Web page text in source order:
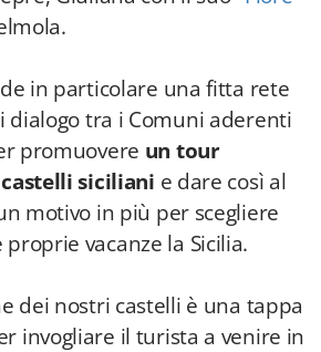
in particolare una fitta rete
dialogo tra i Comuni aderenti
promuovere un tour
siciliani e dare così al
motivo in più per scegliere
vacanze la Sicilia.
dei nostri castelli è una tappa
invogliare il turista a venire in